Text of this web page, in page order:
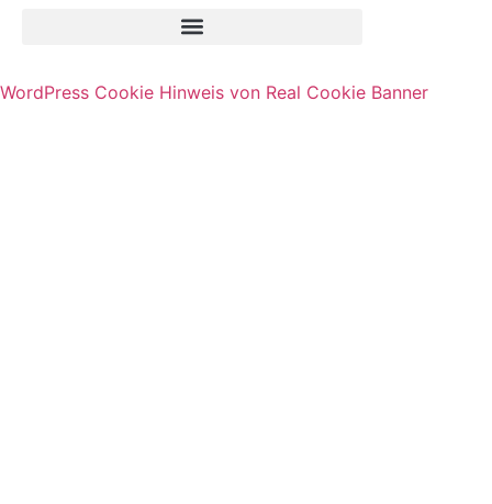
WordPress Cookie Hinweis von Real Cookie Banner